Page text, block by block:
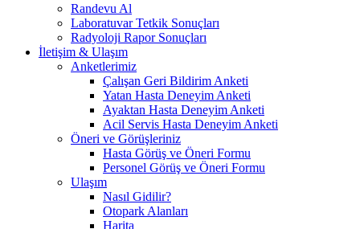
Randevu Al
Laboratuvar Tetkik Sonuçları
Radyoloji Rapor Sonuçları
İletişim & Ulaşım
Anketlerimiz
Çalışan Geri Bildirim Anketi
Yatan Hasta Deneyim Anketi
Ayaktan Hasta Deneyim Anketi
Acil Servis Hasta Deneyim Anketi
Öneri ve Görüşleriniz
Hasta Görüş ve Öneri Formu
Personel Görüş ve Öneri Formu
Ulaşım
Nasıl Gidilir?
Otopark Alanları
Harita